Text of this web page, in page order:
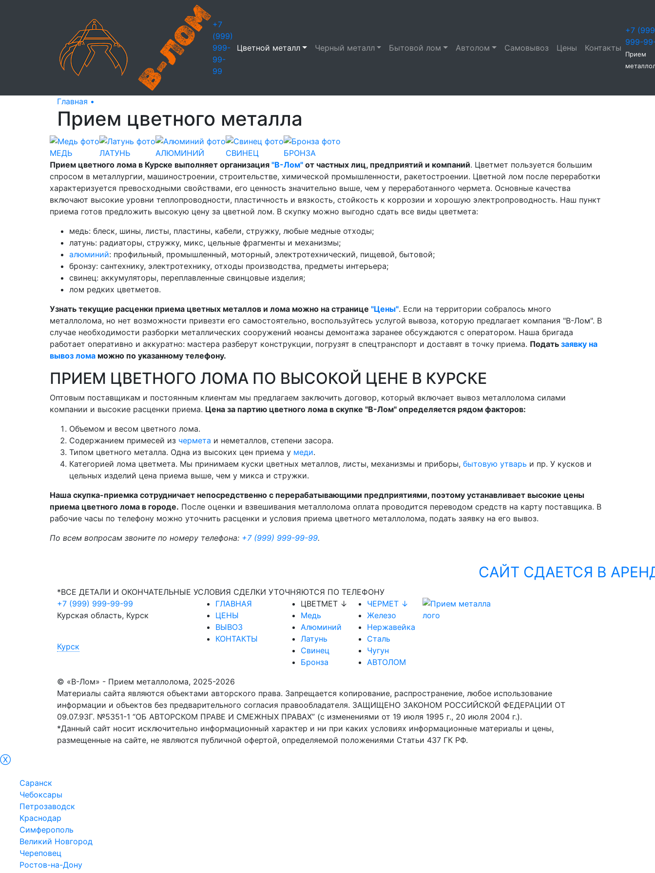
+7
(999)
999-
99-
99
Цветной металл Черный металл Бытовой лом Автолом Самовывоз Цены Контакты
+7
999-
Прием
Главная •
Прием цветного металла
МЕДЬ ЛАТУНЬ АЛЮМИНИЙ СВИНЕЦ
БРОНЗА
Прием цветного лома в Курске выполняет организация "В-Лом" от частных лиц, предприятий и компаний. Цветмет пользуется большим
спросом в металлургии, машиностроении, строительстве, химической промышленности, ракетостроении. Цветной лом после переработки
характеризуется превосходными свойствами, его ценность значительно выше, чем у переработанного чермета. Основные качества
включают высокие уровни теплопроводности, пластичность и вязкость, стойкость к коррозии и хорошую электропроводность. Наш пункт
приема готов предложить высокую цену за цветной лом. В скупку можно выгодно сдать все виды цветмета:
медь: блеск, шины, листы, пластины, кабели, стружку, любые медные отходы;
латунь: радиаторы, стружку, микс, цельные фрагменты и механизмы;
алюминий: профильный, промышленный, моторный, электротехнический, пищевой, бытовой;
бронзу: сантехнику, электротехнику, отходы производства, предметы интерьера;
свинец: аккумуляторы, переплавленные свинцовые изделия;
лом редких цветметов.
Узнать текущие расценки приема цветных металлов и лома можно на странице "Цены". Если на территории собралось много
металлолома, но нет возможности привезти его самостоятельно, воспользуйтесь услугой вывоза, которую предлагает компания "В-Лом". В
случае необходимости разборки металлических сооружений нюансы демонтажа заранее обсуждаются с оператором. Наша бригада
работает оперативно и аккуратно: мастера разберут конструкции, погрузят в спецтранспорт и доставят в точку приема. Подать заявку на
вывоз лома можно по указанному телефону.
ПРИЕМ ЦВЕТНОГО ЛОМА ПО ВЫСОКОЙ ЦЕНЕ В КУРСКЕ
Оптовым поставщикам и постоянным клиентам мы предлагаем заключить договор, который включает вывоз металлолома силами
компании и высокие расценки приема. Цена за партию цветного лома в скупке "В-Лом" определяется рядом факторов:
Объемом и весом цветного лома.
Содержанием примесей из чермета и неметаллов, степени засора.
Типом цветного металла. Одна из высоких цен приема у меди.
Категорией лома цветмета. Мы принимаем куски цветных металлов, листы, механизмы и приборы, бытовую утварь и пр. У кусков и
цельных изделий цена приема выше, чем у микса и стружки.
Наша скупка-приемка сотрудничает непосредственно с перерабатывающими предприятиями, поэтому устанавливает высокие цены
приема цветного лома в городе. После оценки и взвешивания металлолома оплата проводится переводом средств на карту поставщика. В
рабочие часы по телефону можно уточнить расценки и условия приема цветного металлолома, подать заявку на его вывоз.
По всем вопросам звоните по номеру телефона: +7 (999) 999-99-99.
САЙТ СДАЕТСЯ В
*ВСЕ ДЕТАЛИ И ОКОНЧАТЕЛЬНЫЕ УСЛОВИЯ СДЕЛКИ УТОЧНЯЮТСЯ ПО ТЕЛЕФОНУ
+7 (999) 999-99-99
Курская область, Курск
Курск
ГЛАВНАЯ
ЦЕНЫ
ВЫВОЗ
КОНТАКТЫ
ЦВЕТМЕТ ↓
Медь
Алюминий
Латунь
Свинец
Бронза
ЧЕРМЕТ ↓
Железо
Нержавейка
Сталь
Чугун
АВТОЛОМ
© «В-Лом» - Прием металлолома, 2025-2026
Материалы сайта являются объектами авторского права. Запрещается копирование, распространение, любое использование
информации и объектов без предварительного согласия правообладателя. ЗАЩИЩЕНО ЗАКОНОМ РОССИЙСКОЙ ФЕДЕРАЦИИ ОТ
09.07.93Г. №5351-1 “ОБ АВТОРСКОМ ПРАВЕ И СМЕЖНЫХ ПРАВАХ” (с изменениями от 19 июля 1995 г., 20 июля 2004 г.).
*Данный сайт носит исключительно информационный характер и ни при каких условиях информационные материалы и цены,
размещенные на сайте, не являются публичной офертой, определяемой положениями Статьи 437 ГК РФ.
Ⓧ
Саранск
Чебоксары
Петрозаводск
Краснодар
Симферополь
Великий Новгород
Череповец
Ростов-на-Дону